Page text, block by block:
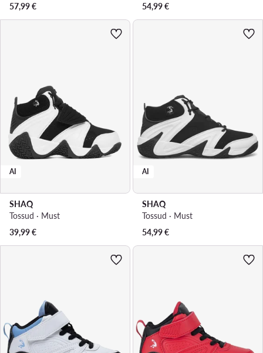
57,99€
54,99€
AI
SHAQ
Tossud · Must
39,99€
AI
SHAQ
Tossud · Must
54,99€